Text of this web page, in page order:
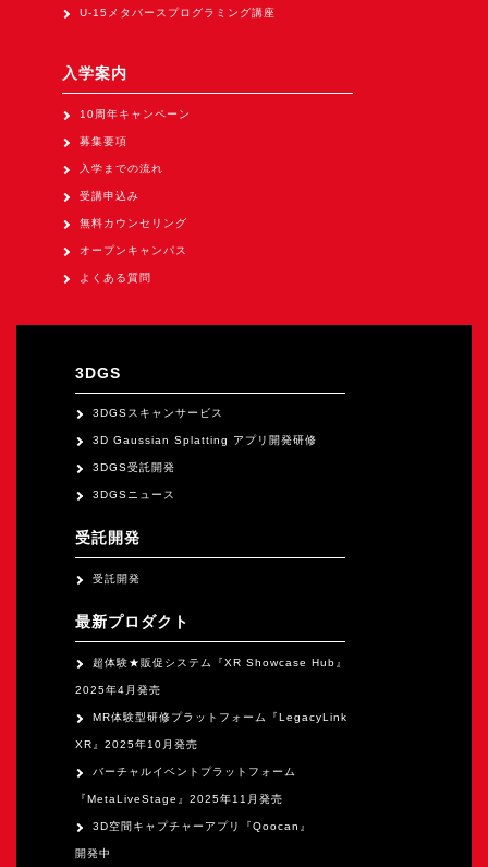
XRビジネスフォーラム
《展示会》
TOKYO DIGICONX2026
（1/8～10東京ビッグサイト）に出展。
（1/21～23東京ビッグサイト）に出展。
Tsumiki Community Day 2026
求人申込み
オープンキャンパス
U-15メタバースプログラミング講座
入学案内
10周年キャンペーン
募集要項
入学までの流れ
受講申込み
無料カウンセリング
オープンキャンパス
よくある質問
3DGS
3DGSスキャンサービス
3D Gaussian Splatting アプリ開発研修
3DGS受託開発
3DGSニュース
受託開発
受託開発
最新プロダクト
超体験★販促システム『XR Showcase Hub』
2025年4月発売
MR体験型研修プラットフォーム『LegacyLink
XR』2025年10月発売
バーチャルイベントプラットフォーム
『MetaLiveStage』2025年11月発売
3D空間キャプチャーアプリ『Qoocan』
開発中